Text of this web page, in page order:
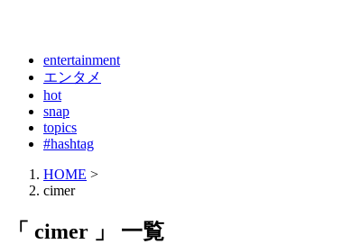
entertainment
エンタメ
hot
snap
topics
#hashtag
HOME >
cimer
「 cimer 」 一覧